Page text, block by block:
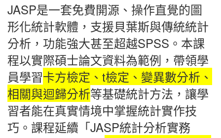
JASP是一套免費開源、操作直覺的圖
形化統計軟體，支援貝葉斯與傳統統計
分析，功能強大甚至超越SPSS。本課
程以實際碩士論文資料為範例，帶領學
員學習卡方檢定、t檢定、變異數分析、
相關與迴歸分析等基礎統計方法，讓學
習者能在真實情境中掌握統計實作技
巧。課程延續「JASP統計分析實務